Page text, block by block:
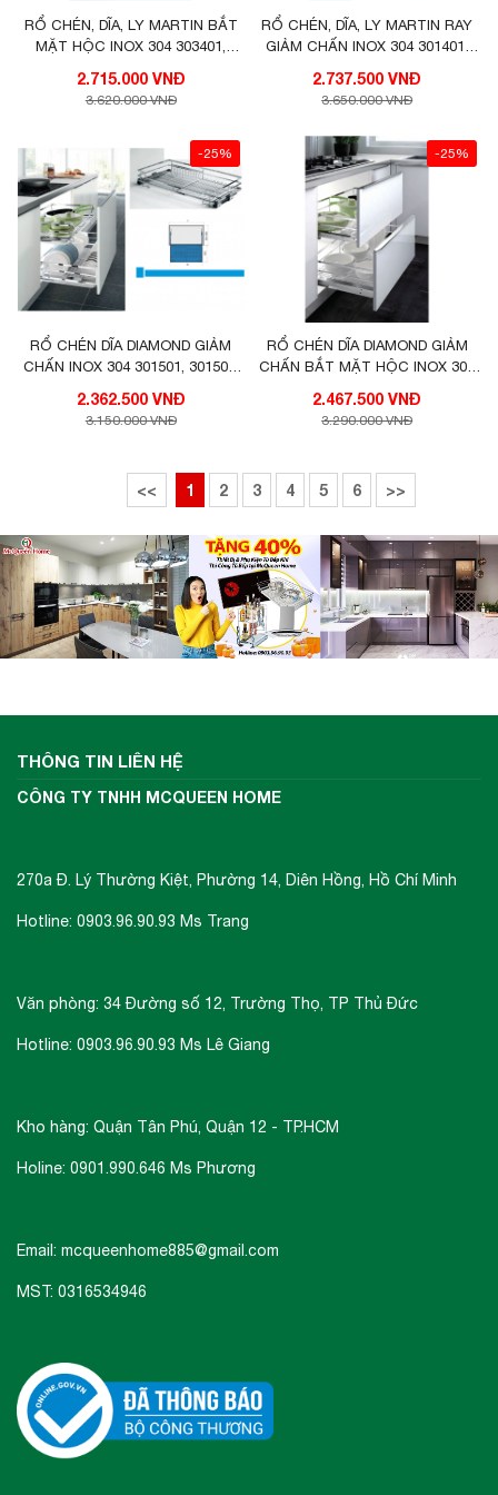
RỔ CHÉN, DĨA, LY MARTIN BẮT
MẶT HỘC INOX 304 303401,
2.715.000 VNĐ
3.620.000 VNĐ
RỔ CHÉN, DĨA, LY MARTIN RAY
GIẢM CHẤN INOX 304 301401,
HIGOLD
2.737.500 VNĐ
3.650.000 VNĐ
-25%
RỔ CHÉN DĨA DIAMOND GIẢM
CHẤN INOX 304 301501, 301502,
2.362.500 VNĐ
3.150.000 VNĐ
-25%
RỔ CHÉN DĨA DIAMOND GIẢM
CHẤN BẮT MẶT HỘC INOX 304
2.467.500 VNĐ
3.290.000 VNĐ
<< 1 2 3 4 5 6 >>
THÔNG TIN LIÊN HỆ
CÔNG TY TNHH MCQUEEN HOME
270a Đ. Lý Thường Kiệt, Phường 14, Diên Hồng, Hồ Chí Minh
Hotline: 0903.96.90.93 Ms Trang
Văn phòng: 34 Đường số 12, Trường Thọ, TP Thủ Đức
Hotline: 0903.96.90.93 Ms Lê Giang
Kho hàng: Quận Tân Phú, Quận 12 - TP.HCM
Holine: 0901.990.646 Ms Phương
Email: mcqueenhome885@gmail.com
MST: 0316534946